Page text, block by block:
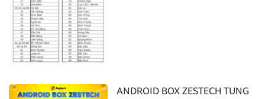
ANDROID BOX ZESTECH TUNG